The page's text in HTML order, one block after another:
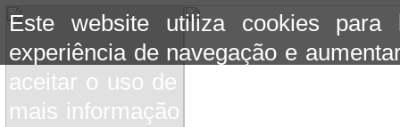
Este website utiliza cookies para
experiência de navegação e
aceitar o uso de cookies basta
mais informação consulte a